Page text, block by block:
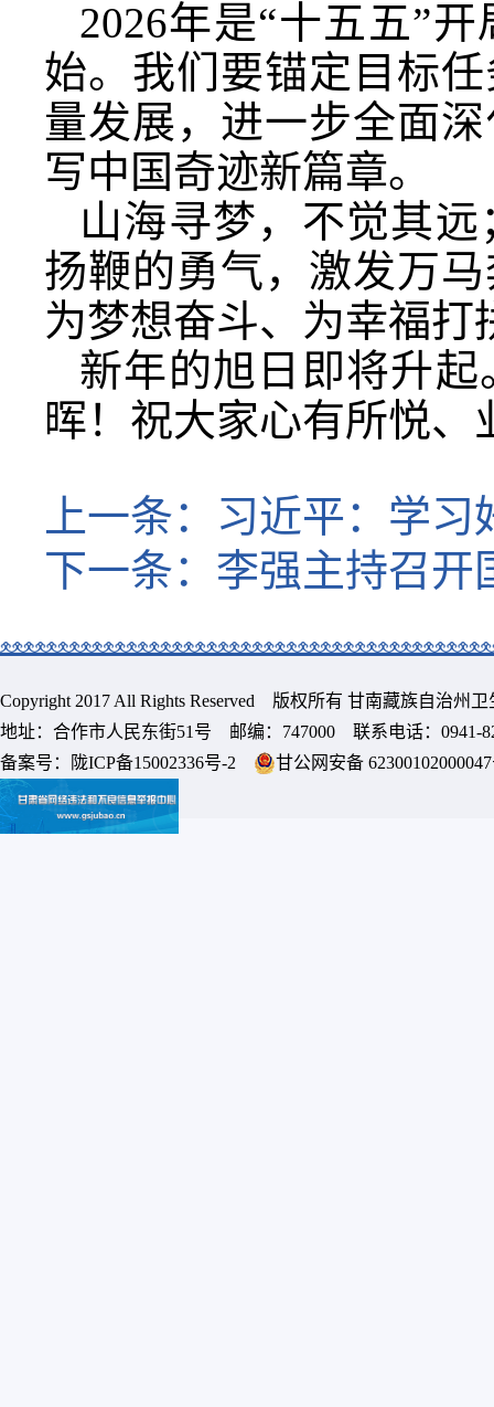
2026年是“十五五”
始。我们要锚定目标
量发展，进一步全面
写中国奇迹新篇章。
山海寻梦，不觉其
扬鞭的勇气，激发万
为梦想奋斗、为幸福
新年的旭日即将升
晖！祝大家心有所悦
上一条： 习近平：学习
下一条： 李强主持召开
Copyright 2017 All Rights Reserved 版权所有 甘南藏族自治州
地址：合作市人民东街51号 邮编：747000 联系电话：0941-
备案号：
陇ICP备15002336号-2 甘公网安备